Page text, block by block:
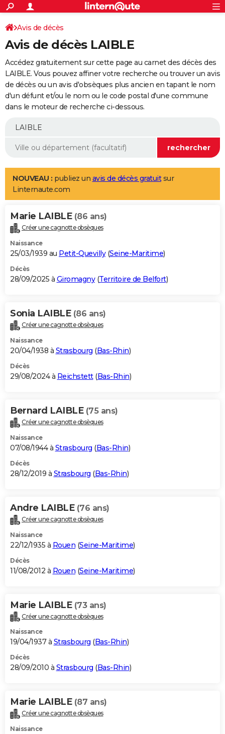
ACTUALITÉS
Politique
Société
Faits Divers
Education
Monde
Villes
+
SPORT
Coupe du monde 2026
Football
Tennis
Cyclisme
Rugby
Forum
Programme TV
TNTStreaming
Cinéma
Sorties cinéma
Musique
+
FINANCE
Retraite
Impôts
Epargne
Immobilier
Risques naturels par ville
Banque
Assurance
Crédit
AUTO
Essais
Réserver un essai
Citadines
Berlines
SUV
Forum auto
+
Mobiles
Meilleur smartphone
Internet
Ordinateurs
Jeux vidéo
Guide high-tech
Aménagement intérieur
LIFESTYLE
Art de vivre
Bien-être
Loisirs
Mode
Modes de vie
Alimentation
Guide de la santé
Maladies
Médicaments
Sommeil
VOYAGE
Destinations
City break
Voyage nature
Voyage de noces
Forum
Climat
+PHOTO
GUIDES D'ACHAT
BONS PLANS
Carte de Noël
Carte Bonne année
Carte Saint-Valentin
Carte Pâques
Carte d'anniversaire
DICTIONNAIRE
Dictionnaire
Biographies
Citations
Expressions
Proverbes
PROGRAMME TV
S'inscrire
Se connecter
Lycées
Collèges
Primaires
Universités
Entreprises
Service militaire
Avis de recherche
AVIS DE DÉCÈS
Bricolage
Lifestyle
Culture
Sport
Auto
Television
Voyage
Cinema
Avis de décès
Avis de décès LAIBLE
Accédez gratuitement sur cette page au carnet des décès des
LAIBLE. Vous pouvez affiner votre recherche ou trouver un avis
de décès ou un avis d'obsèques plus ancien en tapant le nom
d'un défunt et/ou le nom ou le code postal d'une commune
dans le moteur de recherche ci-dessous.
NOUVEAU : publiez un avis de décès gratuitsur
Linternaute.com
Marie LAIBLE (86 ans)
Créer une cagnotte obsèques
Naissance
25/03/1939 au Petit-Quevilly(Seine-Maritime)
Décès
28/09/2025 à Giromagny(Territoire de Belfort)
Sonia LAIBLE (86 ans)
Créer une cagnotte obsèques
Naissance
20/04/1938 à Strasbourg (Bas-Rhin)
Décès
29/08/2024 à Reichstett(Bas-Rhin)
Bernard LAIBLE (75 ans)
Créer une cagnotte obsèques
Naissance
07/08/1944 à Strasbourg (Bas-Rhin)
Décès
28/12/2019 à Strasbourg (Bas-Rhin)
Andre LAIBLE (76 ans)
Créer une cagnotte obsèques
Naissance
22/12/1935 à Rouen (Seine-Maritime)
Décès
11/08/2012 à Rouen (Seine-Maritime)
Marie LAIBLE (73 ans)
Créer une cagnotte obsèques
Naissance
19/04/1937 à Strasbourg (Bas-Rhin)
Décès
28/09/2010 à Strasbourg (Bas-Rhin)
Marie LAIBLE (87 ans)
Créer une cagnotte obsèques
Naissance